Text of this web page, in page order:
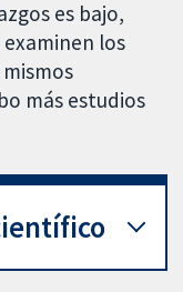
es bajo,
los
más estudios